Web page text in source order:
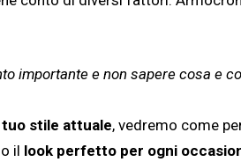
importante e non sapere cosa e
stile attuale, vedremo come
il look perfetto per ogni